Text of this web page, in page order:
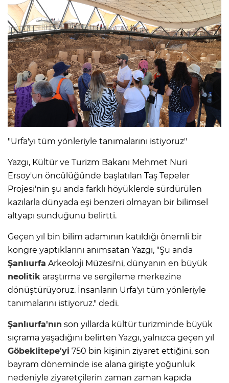
"Urfa'yı tüm yönleriyle tanımalarını istiyoruz"
Yazgı, Kültür ve Turizm Bakanı Mehmet Nuri
Ersoy'un öncülüğünde başlatılan Taş Tepeler
Projesi'nin şu anda farklı höyüklerde sürdürülen
kazılarla dünyada eşi benzeri olmayan bir bilimsel
altyapı sunduğunu belirtti.
Geçen yıl bin bilim adamının katıldığı önemli bir
kongre yaptıklarını anımsatan Yazgı, "Şu anda
Şanlıurfa Arkeoloji Müzesi'ni, dünyanın en büyük
neolitik araştırma ve sergileme merkezine
dönüştürüyoruz. İnsanların Urfa'yı tüm yönleriyle
tanımalarını istiyoruz." dedi.
Şanlıurfa'nın son yıllarda kültür turizminde büyük
sıçrama yaşadığını belirten Yazgı, yalnızca geçen yıl
Göbeklitepe'yi 750 bin kişinin ziyaret ettiğini, son
bayram döneminde ise alana girişte yoğunluk
nedeniyle ziyaretçilerin zaman zaman kapıda